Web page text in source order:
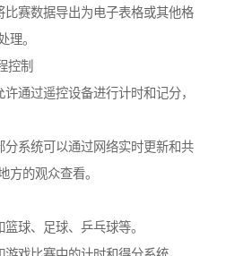
赛数据导出为电子表格或其他格
理。
控制
通过遥控设备进行计时和记分，
系统可以通过网络实时更新和共
方的观众查看。
球、足球、乒乓球等。